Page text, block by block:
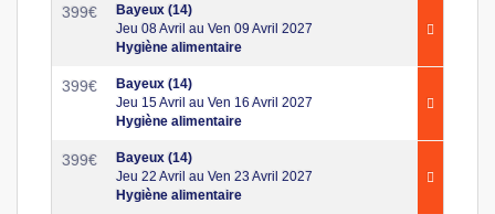
399€
Bayeux (14)
Jeu 08 Avril au Ven 09 Avril 2027
Hygiène alimentaire
399€
Bayeux (14)
Jeu 15 Avril au Ven 16 Avril 2027
Hygiène alimentaire
399€
Bayeux (14)
Jeu 22 Avril au Ven 23 Avril 2027
Hygiène alimentaire